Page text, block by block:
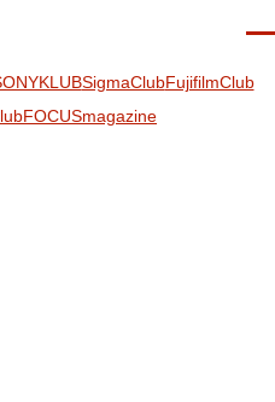
SigmaClubFujifilmClub
FOCUSmagazine